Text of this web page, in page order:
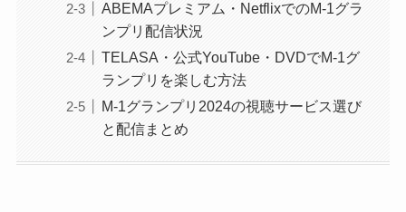
ABEMAプレミアム・NetflixでのM-1グラ
ンプリ配信状況
TELASA・公式YouTube・DVDでM-1グ
ランプリを楽しむ方法
M-1グランプリ2024の視聴サービス選び
と配信まとめ